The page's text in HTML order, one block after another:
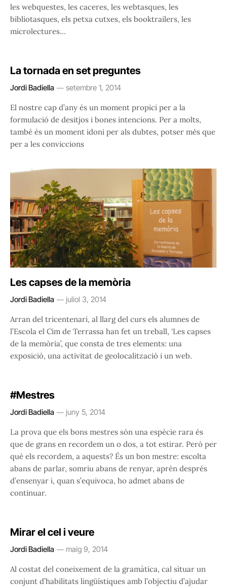
les webquestes, les caceres, les webtasques, les
bibliotasques, els petxa cutxes, els booktrailers, les
microlectures…
La tornada en set preguntes
Jordi Badiella setembre 1, 2014
El nostre cap d’any és un moment propici per a la
formulació de desitjos i bones intencions. Per a molts,
també és un moment idoni per als dubtes, potser més que
per a les conviccions
Les capses de la memòria
Jordi Badiella juliol 3, 2014
Arran del tricentenari, al llarg del curs els alumnes de
l’Escola el Cim de Terrassa han fet un treball, ‘Les capses
de la memòria’, que consta de tres elements: una
exposició, una activitat de geolocalització i un web.
#Mestres
Jordi Badiella juny 5, 2014
La prova que els bons mestres són una espècie rara és
que de grans en recordem un o dos, a tot estirar. Però per
què els recordem, a aquests? És un bon mestre: escolta
abans de parlar, somriu abans de renyar, aprèn després
d’ensenyar i, quan s’equivoca, ho admet abans de
continuar.
Mirar el cel i veure
Jordi Badiella maig 9, 2014
Al costat del coneixement de la gramàtica, cal situar un
conjunt d’habilitats lingüístiques amb l’objectiu d’ajudar